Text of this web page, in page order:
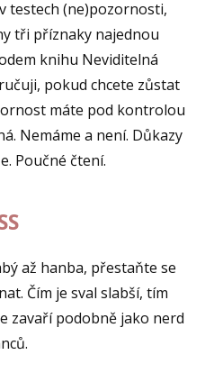
testech (ne)pozornosti,
tři příznaky najednou
knihu Neviditelná
pokud chcete zůstat
máte pod kontrolou
Nemáme a není. Důkazy
Poučné čtení.
až hanba, přestaňte se
Čím je sval slabší, tím
zavaří podobně jako nerd